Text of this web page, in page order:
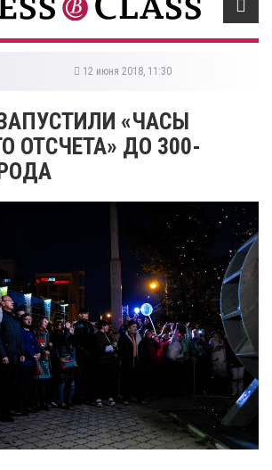
12 июня 2018, 11:30
«ЧАСЫ
ОТСЧЕТА» ДО 300-